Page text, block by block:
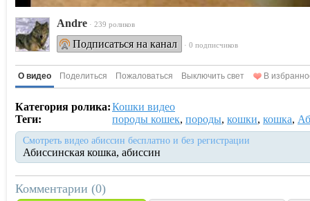
Andre · 239 роликов
Подписаться на канал · 0 подписчиков
О видео Поделиться Пожаловаться Выключить свет В
Категория ролика:Кошки видео
Теги:
породы кошек, породы, кошки, кошка,
Смотреть видео абиссин бесплатно и без регистрации
Абиссинская кошка, абиссин
Комментарии (0)